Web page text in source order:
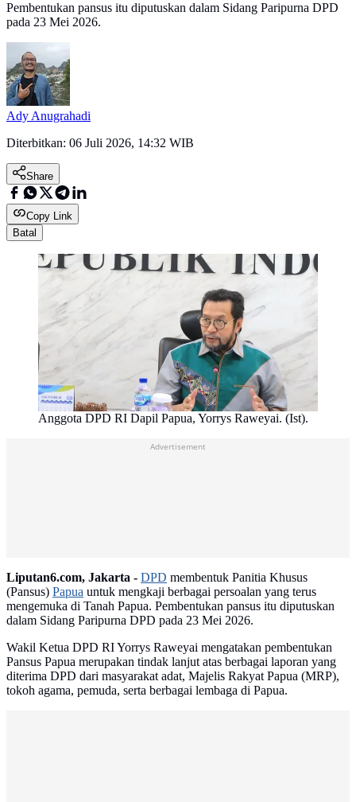
Pembentukan pansus itu diputuskan dalam Sidang Paripurna DPD
pada 23 Mei 2026.
Ady Anugrahadi
Diterbitkan: 06 Juli 2026, 14:32 WIB
Share
Copy Link
Batal
Anggota DPD RI Dapil Papua, Yorrys Raweyai. (Ist).
Advertisement
Liputan6.com, Jakarta - DPD membentuk Panitia Khusus
(Pansus) Papua untuk mengkaji berbagai persoalan yang terus
mengemuka di Tanah Papua. Pembentukan pansus itu diputuskan
dalam Sidang Paripurna DPD pada 23 Mei 2026.
Wakil Ketua DPD RI Yorrys Raweyai mengatakan pembentukan
Pansus Papua merupakan tindak lanjut atas berbagai laporan yang
diterima DPD dari masyarakat adat, Majelis Rakyat Papua (MRP),
tokoh agama, pemuda, serta berbagai lembaga di Papua.